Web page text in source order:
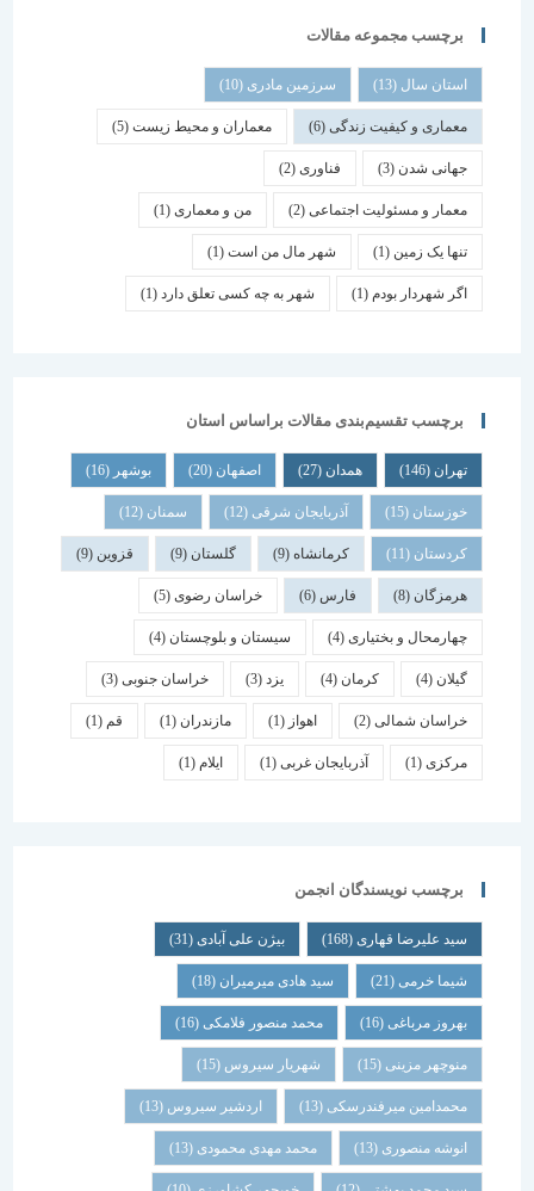
برچسب مجموعه مقالات
استان سال(13) سرزمین مادری(10)
معماری و کیفیت زندگی(6) معماران و محیط زیست(5)
جهانی شدن(3) فناوری (2)
معمار و مسئولیت اجتماعی (2) من و معماری (1)
تنها یک زمین(1) شهر مال من است(1)
اگر شهردار بودم (1) شهر به چه کسی تعلق دارد(1)
برچسب تقسیم‌بندی مقالات براساس استان
همدان اصفهان (20) بوشهر
خوزستان(15) آذربایجان شرقی(12) سمنان (12)
کردستان(11) کرمانشاه(9) گلستان (9) قزوین
هرمزگان(8) فارس خراسان رضوی(5)
چهارمحال و بختیاری (4) سیستان و بلوچستان(4)
کرمان یزد خراسان جنوبی(3)
خراسان شمالی(2) اهواز مازندران(1) قم
(1) آذربایجان غربی(1) ایلام
برچسب نویسندگان انجمن
سید علیرضا قهاری(168) بیژن علی آبادی(31)
شیما خرمی(21) سید هادی میرمیران(18)
بهروز مرباغی (16) محمد منصور فلامکی (16)
منوچهر مزینی(15) شهریار سیروس(15)
محمدامین میرفندرسکی(13) اردشیر سیروس(13)
انوشه منصوری(13) محمد مهدی محمودی(13)